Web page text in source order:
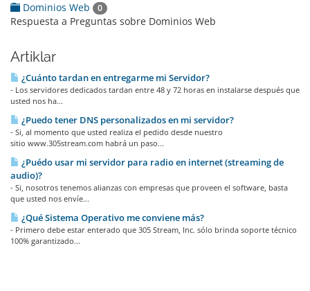
Dominios Web 0
Respuesta a Preguntas sobre Dominios Web
Artiklar
¿Cuánto tardan en entregarme mi Servidor?
- Los servidores dedicados tardan entre 48 y 72 horas en instalarse después que
usted nos ha...
¿Puedo tener DNS personalizados en mi servidor?
- Si, al momento que usted realiza el pedido desde nuestro
sitio www.305stream.com habrá un paso...
¿Puédo usar mi servidor para radio en internet (streaming de
audio)?
- Si, nosotros tenemos alianzas con empresas que proveen el software, basta
que usted nos envíe...
¿Qué Sistema Operativo me conviene más?
- Primero debe estar enterado que 305 Stream, Inc. sólo brinda soporte técnico
100% garantizado...